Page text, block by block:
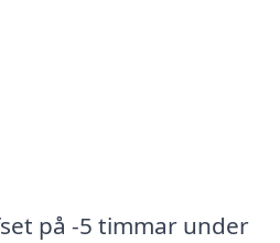
på -5 timmar under